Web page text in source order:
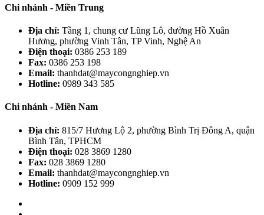
Chi nhánh - Miền Trung
Địa chỉ: Tầng 1, chung cư Lũng Lô, đường Hồ Xuân
Hương, phường Vinh Tân, TP Vinh, Nghệ An
Điện thoại: 0386 253 189
Fax: 0386 253 198
Email: thanhdat@maycongnghiep.vn
Hotline: 0989 343 585
Chi nhánh - Miền Nam
Địa chỉ: 815/7 Hương Lộ 2, phường Bình Trị Đông A, quận
Bình Tân, TPHCM
Điện thoại: 028 3869 1280
Fax: 028 3869 1280
Email: thanhdat@maycongnghiep.vn
Hotline: 0909 152 999